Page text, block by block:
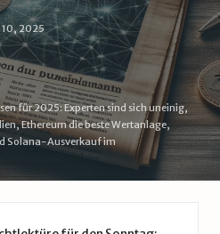
2025
für 2025: Experten sind sich uneinig,
Ethereum die beste Wertanlage,
Solana-Ausverkauf im